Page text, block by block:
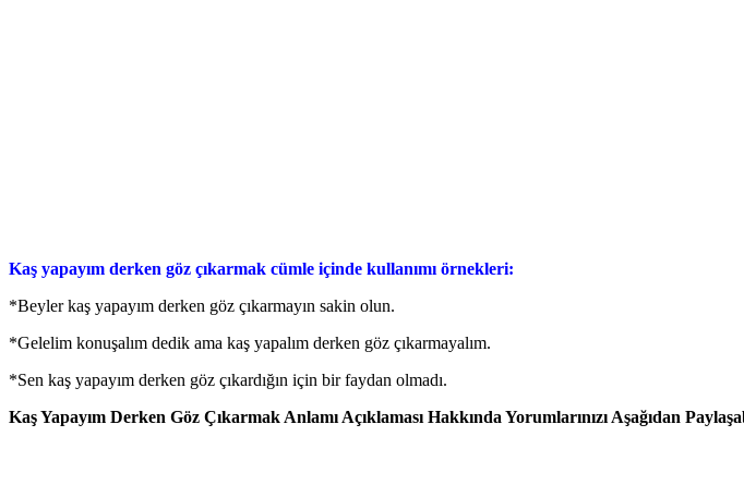
Kaş yapayım derken göz çıkarmak cümle içinde kullanımı örnekleri:
*Beyler kaş yapayım derken göz çıkarmayın sakin olun.
*Gelelim konuşalım dedik ama kaş yapalım derken göz çıkarmayalım.
*Sen kaş yapayım derken göz çıkardığın için bir faydan olmadı.
Kaş Yapayım Derken Göz Çıkarmak Anlamı Açıklaması Hakkında Yorumlarınızı Aşağıdan